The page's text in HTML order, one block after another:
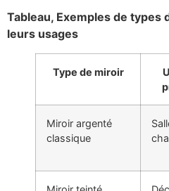
Tableau, Exemples de
leurs usages
Type de miroir
Miroir argenté
classique